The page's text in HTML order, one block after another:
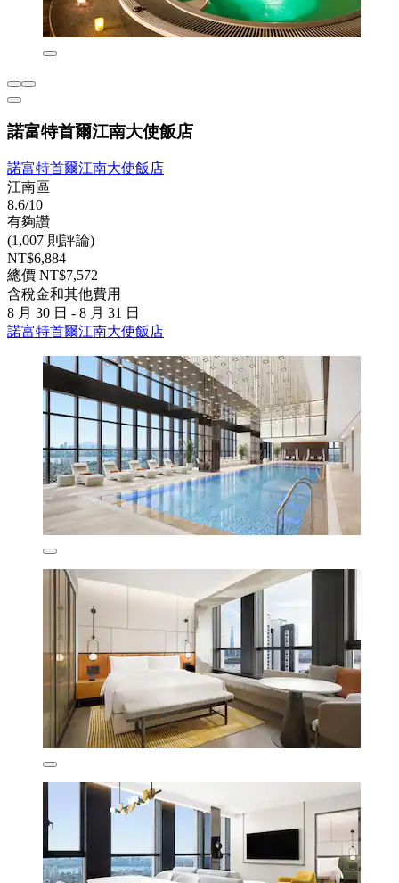
諾富特首爾江南大使飯店
諾富特首爾江南大使飯店
江南區
8.6/10
有夠讚
(1,007 則評論)
NT$6,884
總價 NT$7,572
含稅金和其他費用
8 月 30 日 - 8 月 31 日
諾富特首爾江南大使飯店